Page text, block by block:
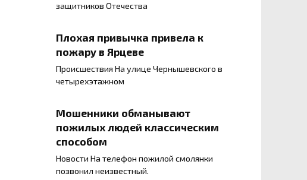
защитников Отечества
Плохая привычка привела к
пожару в Ярцеве
Происшествия На улице Чернышевского в
четырехэтажном
Мошенники обманывают
пожилых людей классическим
способом
Новости На телефон пожилой смолянки
позвонил неизвестный.